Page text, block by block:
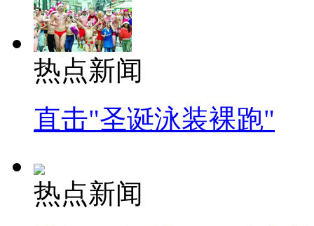
热点新闻
直击"圣诞泳装裸跑"
热点新闻